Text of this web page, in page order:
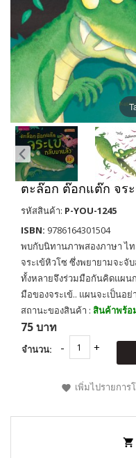
ตะล๊อก ต๊อกแต๊ก จร
รหัสสินค้า: P-YOU-1245
ISBN: 9786164301504
พบกับนิทานภาพสองภาษา ไท
จระเข้หิวโซ ซึ่งพยายามจะจั
ทั้งหลายจึงร่วมมือกันคิดแผน
มือของจระเข้.. แผนจะเป็นอย่
สถานะของสินค้า : สินค้าพร้อ
75 บาท
จำนวน:
เพิ่มไปรายการ